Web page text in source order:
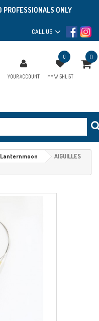
ONLY
CALL US
YOUR ACCOUNT
0
MY WISHLIST
0
Lanternmoon
AIGUILLES